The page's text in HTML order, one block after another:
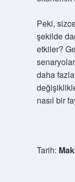
Peki,
şekilde
etkiler?
daha
nasıl bir
Tarih: